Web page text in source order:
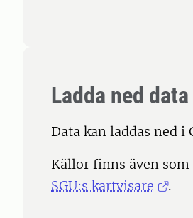
Ladda ned data
Data kan laddas ned i
Källor finns även
SGU:s kartvisare
.